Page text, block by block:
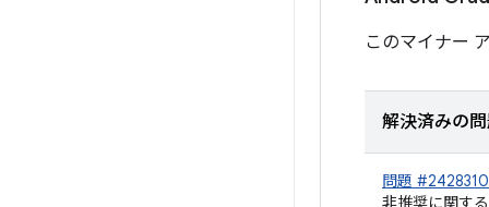
このマイナー
解決済みの
問題
非推奨に関す